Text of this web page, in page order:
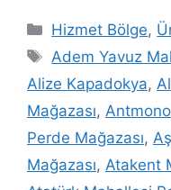
Hizmet Bölge,
Adem Yavuz
Alize Kapadokya,
Mağazası, Antmono
Perde Mağazası,
Mağazası, Atakent